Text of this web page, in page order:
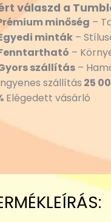
válaszd a
minőség –
minták –
–
szállítás –
szállítás 25
Elégedett vásárló